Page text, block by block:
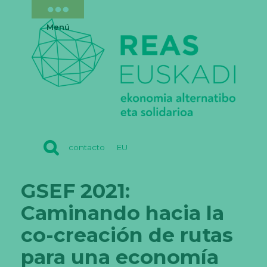
contacto EU
Menú
GSEF 2021:
Caminando hacia la
co-creación de rutas
para una economía